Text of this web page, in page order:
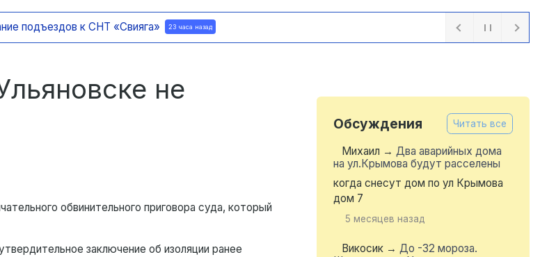
подъездов к СНТ «Свияга» 23 часа назад
не
обвинительного приговора суда, который
заключение об изоляции ранее
Обсуждения Читать все
Михаил → Два аварийных дома
на ул.Крымова будут расселены
когда снесут дом по ул Крымова
дом 7
5 месяцев назад
Викосик → До -32 мороза.